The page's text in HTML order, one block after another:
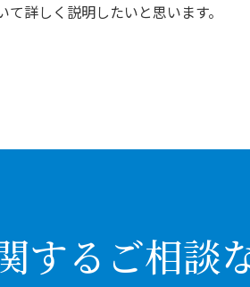
詳しく説明したいと思います。
するご相談